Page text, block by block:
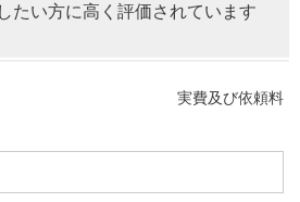
たい方に高く評価されています
実費及び依頼料